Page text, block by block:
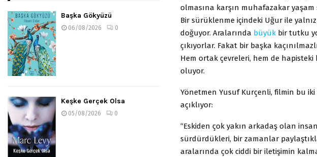
olmasına karşın muhafazakar
Bir sürüklenme içindeki Uğur ile
doğuyor. Aralarında büyük bir tutku
çıkıyorlar. Fakat bir başka
Hem ortak çevreleri, hem de
oluyor.
Yönetmen Yusuf Kurçenli, filmin bu
açıklıyor:
“Eskiden çok yakın arkadaş olan
sürdürdükleri, bir zamanlar
aralarında çok ciddi bir iletişimin
Başka Gökyüzü
06/08/2026 0
Keşke Gerçek Olsa
05/08/2026 0